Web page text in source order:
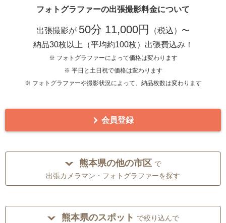
フォトグラファーの出張撮影料金について
出張撮影が 50分 11,000円
（税込）〜
納品30枚以上（平均約100枚）出張費込み！
※ フォトグラファーによって価格は変わります
※ 平日と土日祝で価格は変わります
※ フォトグラファーや撮影状況によって、納品枚数は変わります
会員登録
熊本県の他の市区 で
出張カメラマン・フォトグラファーを探す
熊本県のスポット で絞り込んで